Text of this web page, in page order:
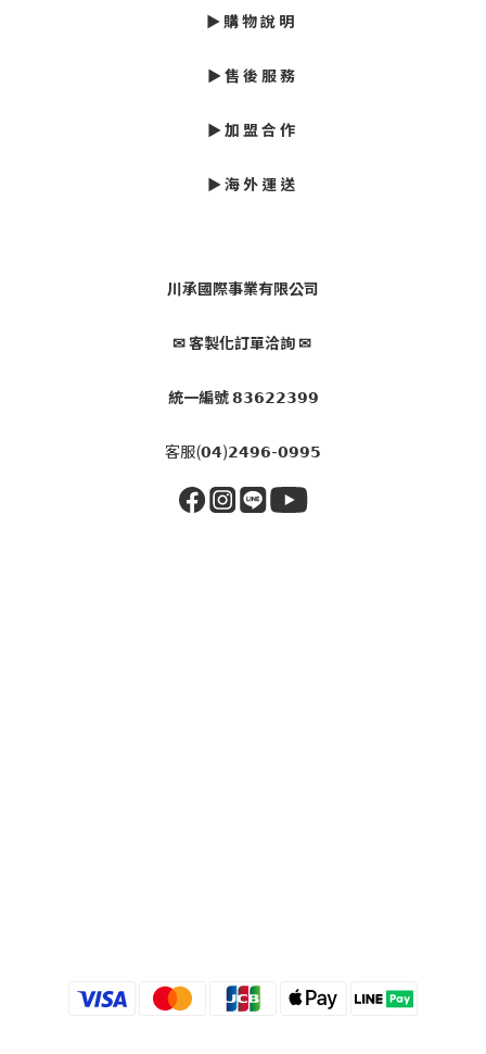
► 購 物 說 明
► 售 後 服 務
► 加 盟 合 作
► 海 外 運 送
川承國際事業有限公司
✉ 客製化訂單洽詢 ✉
統一編號 𝟴𝟯𝟲𝟮𝟮𝟯𝟵𝟵
客服(𝟬𝟰)𝟮𝟰𝟵𝟲-𝟬𝟵𝟵𝟱